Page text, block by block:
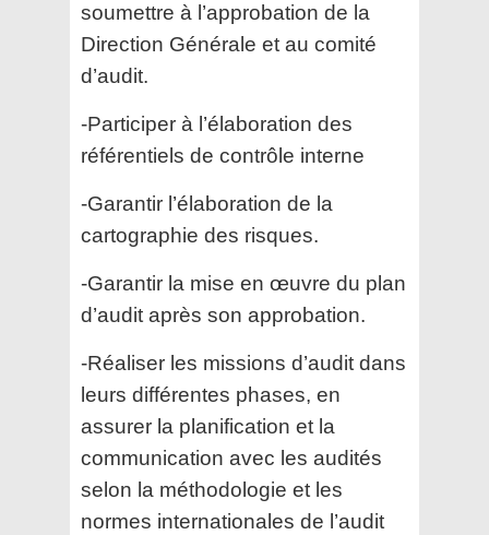
soumettre à l’approbation de la
Direction Générale et au comité
d’audit.
-Participer à l’élaboration des
référentiels de contrôle interne
-Garantir l’élaboration de la
cartographie des risques.
-Garantir la mise en œuvre du plan
d’audit après son approbation.
-Réaliser les missions d’audit dans
leurs différentes phases, en
assurer la planification et la
communication avec les audités
selon la méthodologie et les
normes internationales de l’audit